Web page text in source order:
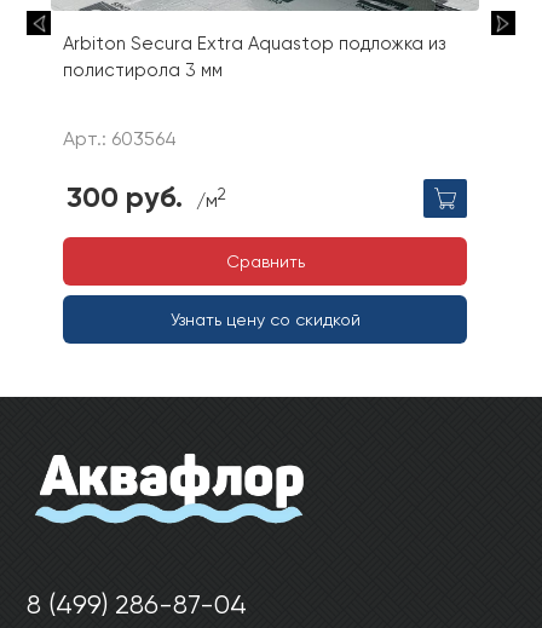
Arbiton Secura Extra Aquastop подложка из
полистирола 3 мм
Арт.: 603564
300 руб. /м2
Сравнить
Узнать цену со скидкой
8 (499) 286-87-04